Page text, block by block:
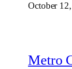
October
Metro